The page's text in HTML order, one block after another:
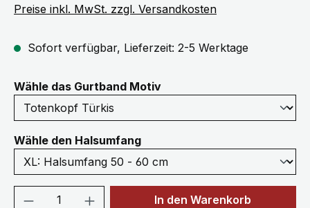
Preise inkl. MwSt. zzgl. Versandkosten
Sofort verfügbar, Lieferzeit: 2-5 Werktage
Wähle das Gurtband Motivauswählen
Wähle den Halsumfangauswählen
Produkt Anzahl: Gib denIn den Warenkorb